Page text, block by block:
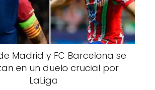
Madrid y FC Barcelona se
en un duelo crucial por
LaLiga